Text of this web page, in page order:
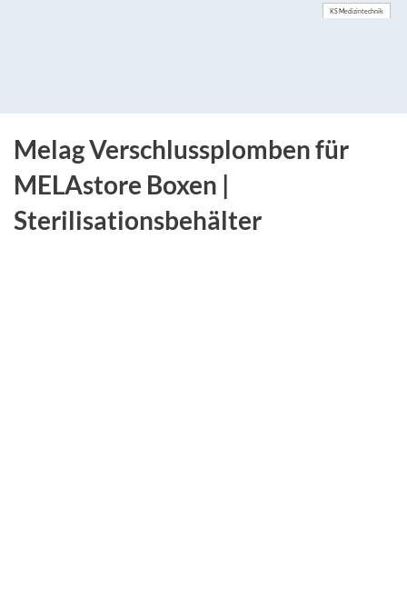
KS Medizintechnik
Melag Verschlussplomben für
MELAstore Boxen |
Sterilisationsbehälter